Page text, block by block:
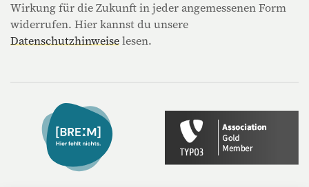
Wirkung für die Zukunft in jeder angemessenen Form
widerrufen. Hier kannst du unsere
Datenschutzhinweiselesen.